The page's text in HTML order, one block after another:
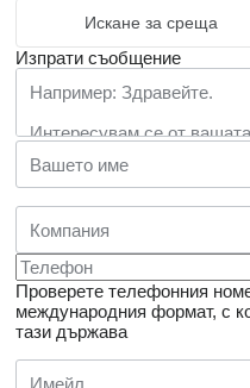
Искане за среща
Изпрати съобщение
Проверете телефонния
международния формат, с
тази държава